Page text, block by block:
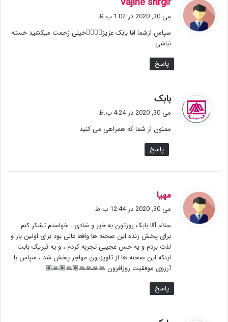
ف
:
می 30, 2020 در 1:02 ب.ظ
سپاس ازشما اقا بابک عزیز🙇‍♀️🙇‍♀️خیلی زحمت میکشید خسته
نباشی
پاسخ
بابک
ف
:
می 30, 2020 در 4:24 ب.ظ
ممنون از شما که همراهی می کنید
پاسخ
مهیا
ف
:
می 30, 2020 در 12:44 ب.ظ
سلام آقا بابک روزتون به خیر و شادی ، خواستم تشکر کنم
برای پخش زنده این صحنه ها واقعا عالی بود برای اولین بار و
لذت بردم و یه حس عجیبی تجربه کردم ، و یه تبریک بابت
اینکه این صحنه ها از تلویزیون مهاجر پخش شد ، سپاس با
آرزوی موفقیت روزافزون 🙏🙏🙏🙏🏽🙏🏽🙏🏽
پاسخ